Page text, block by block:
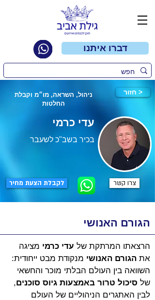
דברו איתנו
ניהול, השראה, מו״מ וקבלת
החלטות
חזור >
עדי כרמי
בכיר בשב"כ לשעבר
צרו קשר לקבלת הצעת מחיר
הגורם האנושי
הרצאתו המרתקת של עדי כרמי מציגה
את הגורם האנושי מנקודת מבט ייחודית:
השוואה בין העולם הבלתי מוכר והחשאי
של סיכול טרור באמצעות גיוס סוכנים,
לבין האתגרים הניהוליים של העולם